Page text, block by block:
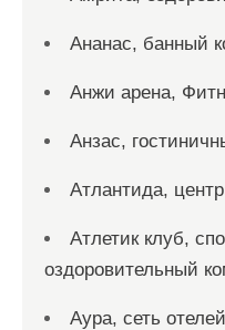
Ананас, банный
Анжи арена,
Анзас,
Атлантида,
Атлетик клуб,
оздоровительный
Аура, сеть отелей